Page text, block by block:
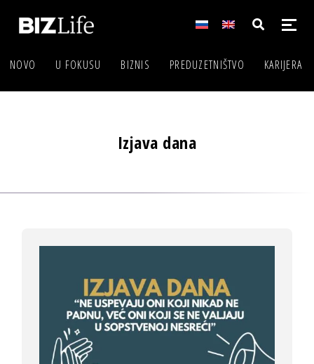
NOVO U FOKUSU BIZNIS PREDUZETNIŠTVO KARIJERA
Izjava dana